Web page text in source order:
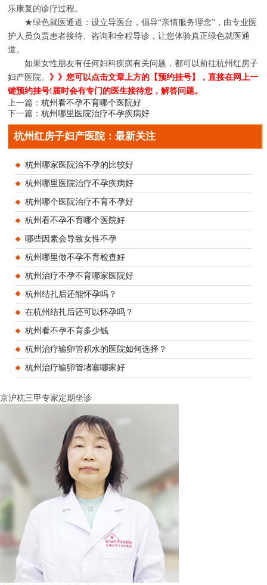
乐康复的诊疗过程。
★绿色就医通道：设立导医台，倡导“亲情服务理念”，由专业医
护人员负责患者接待、咨询和全程导诊，让您体验真正绿色就医通
道。
如果女性朋友有任何妇科疾病有关问题，都可以前往杭州红房子
妇产医院。 》》您可以点击文章上方的【预约挂号】，直接在网上一
键预约挂号!届时会有专门的医生接待您，解答问题。
上一篇：杭州看不孕不育哪个医院好
下一篇：杭州哪里医院治疗不孕疾病好
杭州红房子妇产医院：最新关注
杭州哪家医院治不孕的比较好
杭州哪里医院治疗不孕疾病好
杭州哪个医院治疗不育不孕好
杭州看不孕不育哪个医院好
哪些因素会导致女性不孕
杭州哪里做不孕不育检查好
杭州治疗不孕不育哪家医院好
杭州结扎后还能怀孕吗？
在杭州结扎后还可以怀孕吗？
杭州看不孕不育多少钱
杭州治疗输卵管积水的医院如何选择？
杭州治疗输卵管堵塞哪家好
京沪杭三甲专家定期坐诊